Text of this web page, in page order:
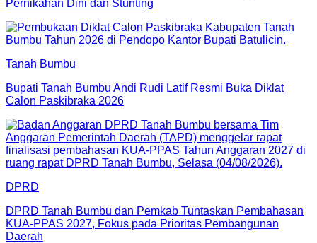
Pernikahan Dini dan Stunting
Tanah Bumbu
Bupati Tanah Bumbu Andi Rudi Latif Resmi Buka Diklat
Calon Paskibraka 2026
DPRD
DPRD Tanah Bumbu dan Pemkab Tuntaskan Pembahasan
KUA-PPAS 2027, Fokus pada Prioritas Pembangunan
Daerah